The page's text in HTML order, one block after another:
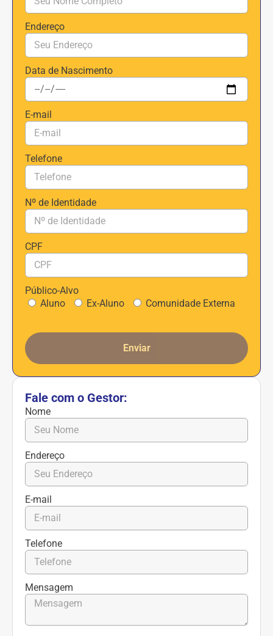
Endereço
Data de Nascimento
E-mail
Telefone
Nº de Identidade
CPF
Público-Alvo
Aluno
Ex-Aluno Comunidade Externa
Enviar
Fale com o Gestor:
Nome
Endereço
E-mail
Telefone
Mensagem